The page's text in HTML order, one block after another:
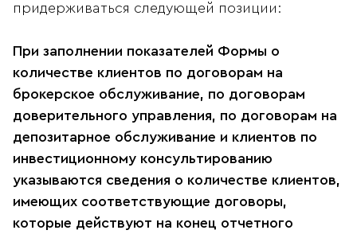
придерживаться следующей позиции:
При заполнении показателей Формы о
количестве клиентов по договорам на
брокерское обслуживание, по договорам
доверительного управления, по договорам на
депозитарное обслуживание и клиентов по
инвестиционному консультированию
указываются сведения о количестве клиентов,
имеющих соответствующие договоры,
которые действуют на конец отчетного